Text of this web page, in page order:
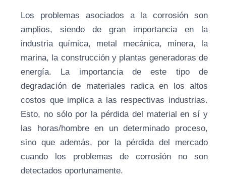
Los problemas asociados a la corrosión son
amplios, siendo de gran importancia en la
industria química, metal mecánica, minera, la
marina, la construcción y plantas generadoras de
energía. La importancia de este tipo de
degradación de materiales radica en los altos
costos que implica a las respectivas industrias.
Esto, no sólo por la pérdida del material en sí y
las horas/hombre en un determinado proceso,
sino que además, por la pérdida del mercado
cuando los problemas de corrosión no son
detectados oportunamente.